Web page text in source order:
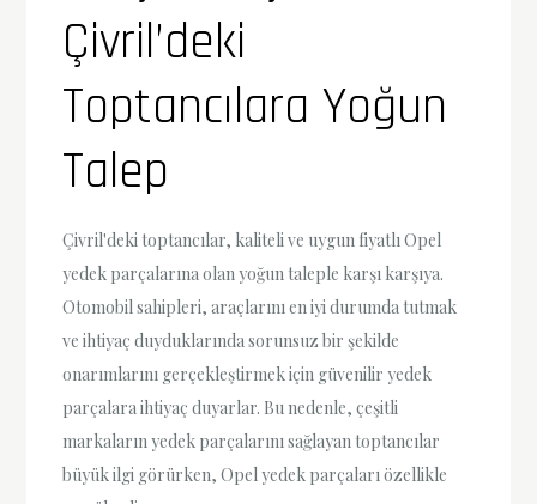
Çivril’deki
Toptancılara Yoğun
Talep
Çivril'deki toptancılar, kaliteli ve uygun fiyatlı Opel
yedek parçalarına olan yoğun taleple karşı karşıya.
Otomobil sahipleri, araçlarını en iyi durumda tutmak
ve ihtiyaç duyduklarında sorunsuz bir şekilde
onarımlarını gerçekleştirmek için güvenilir yedek
parçalara ihtiyaç duyarlar. Bu nedenle, çeşitli
markaların yedek parçalarını sağlayan toptancılar
büyük ilgi görürken, Opel yedek parçaları özellikle